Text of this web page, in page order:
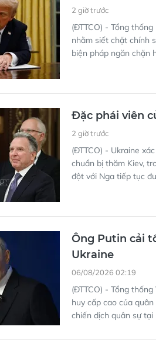
2 giờ trước
(ĐTTCO) - Tổng
nhằm siết chặt chính
biện pháp ngăn chặn
Đặc phái viên
2 giờ trước
(ĐTTCO) - Ukraine
chuẩn bị thăm Kiev,
đột với Nga tiếp tục
Ông Putin cải
Ukraine
06/08/2026 02:19
(ĐTTCO) - Tổng
huy cấp cao của
chiến dịch quân sự tại